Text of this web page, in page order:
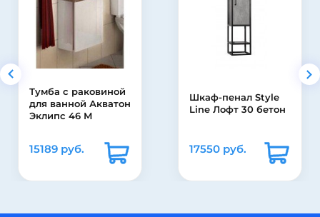
Тумба с раковиной
для ванной Акватон
Эклипс 46 М
15189 руб.
Шкаф-пенал Style
Line Лофт 30 бетон
17550 руб.